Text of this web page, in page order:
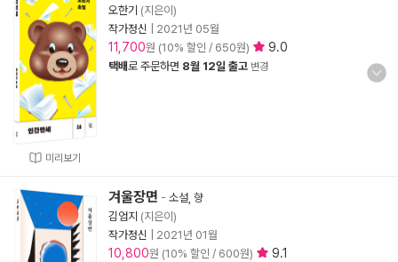
미리보기
오한기 (지은이)
작가정신
2021년 05월
11,700원 (10% 할인 / 650원) 9.0
택배로 주문하면 8월 12일 출고 변경
겨울장면 - 소설, 향
김엄지 (지은이)
작가정신
2021년 01월
10,800원 (10% 할인 / 600원) 9.1